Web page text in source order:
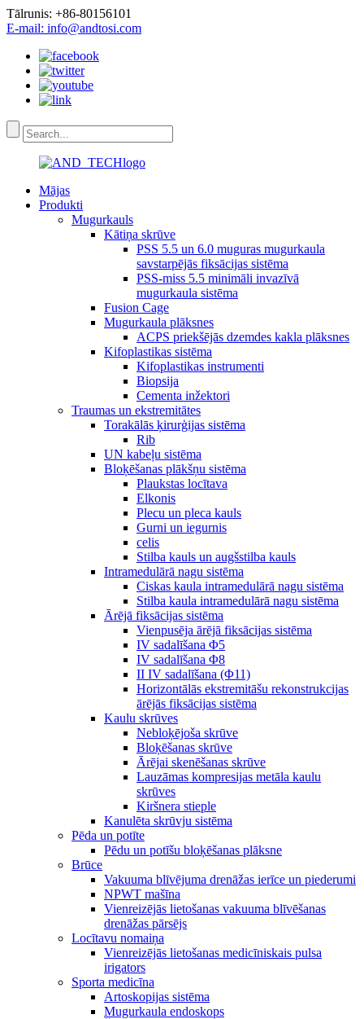
Tālrunis: +86-80156101
E-mail: info@andtosi.com
Mājas
Produkti
Mugurkauls
Kātiņa skrūve
PSS 5.5 un 6.0 muguras mugurkaula
savstarpējās fiksācijas sistēma
PSS-miss 5.5 minimāli invazīvā
mugurkaula sistēma
Fusion Cage
Mugurkaula plāksnes
ACPS priekšējās dzemdes kakla plāksnes
Kifoplastikas sistēma
Kifoplastikas instrumenti
Biopsija
Cementa inžektori
Traumas un ekstremitātes
Torakālās ķirurģijas sistēma
Rib
UN kabeļu sistēma
Bloķēšanas plākšņu sistēma
Plaukstas locītava
Elkonis
Plecu un pleca kauls
Gurni un iegurnis
celis
Stilba kauls un augšstilba kauls
Intramedulārā nagu sistēma
Ciskas kaula intramedulārā nagu sistēma
Stilba kaula intramedulārā nagu sistēma
Ārējā fiksācijas sistēma
Vienpusēja ārējā fiksācijas sistēma
IV sadalīšana Φ5
IV sadalīšana Φ8
II IV sadalīšana (Φ11)
Horizontālās ekstremitāšu rekonstrukcijas
ārējās fiksācijas sistēma
Kaulu skrūves
Nebloķējoša skrūve
Bloķēšanas skrūve
Ārējai skenēšanas skrūve
Lauzāmas kompresijas metāla kaulu
skrūves
Kiršnera stieple
Kanulēta skrūvju sistēma
Pēda un potīte
Pēdu un potīšu bloķēšanas plāksne
Brūce
Vakuuma blīvējuma drenāžas ierīce un piederumi
NPWT mašīna
Vienreizējās lietošanas vakuuma blīvēšanas
drenāžas pārsējs
Locītavu nomaiņa
Vienreizējās lietošanas medicīniskais pulsa
irigators
Sporta medicīna
Artoskopijas sistēma
Mugurkaula endoskops